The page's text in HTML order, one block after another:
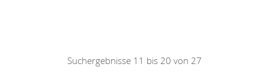
Suchergebnisse 11 bis 20 von 27